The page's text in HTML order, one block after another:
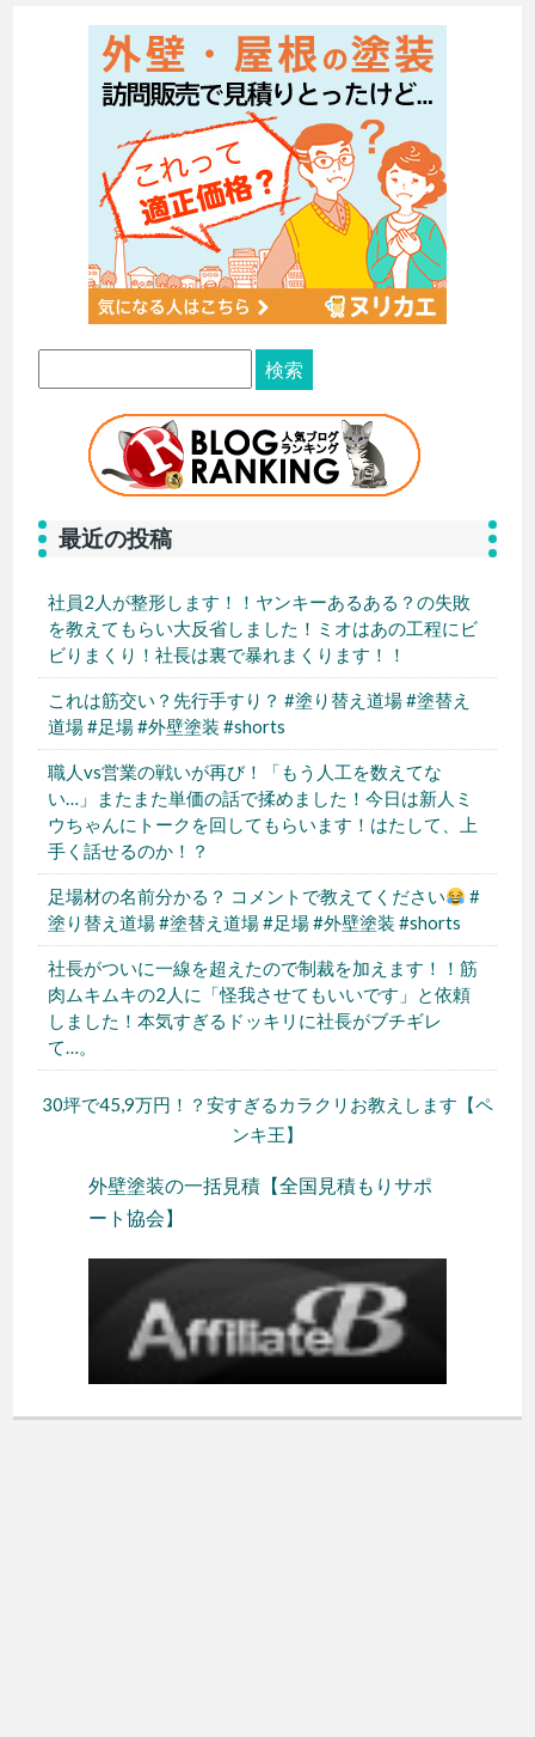
最近の投稿
社員2人が整形します！！ヤンキーあるある？の失敗
を教えてもらい大反省しました！ミオはあの工程にビ
ビりまくり！社長は裏で暴れまくります！！
これは筋交い？先行手すり？ #塗り替え道場 #塗替え
道場 #足場 #外壁塗装 #shorts
職人vs営業の戦いが再び！「もう人工を数えてな
い…」またまた単価の話で揉めました！今日は新人ミ
ウちゃんにトークを回してもらいます！はたして、上
手く話せるのか！？
足場材の名前分かる？ コメントで教えてください
#
塗り替え道場 #塗替え道場 #足場 #外壁塗装 #shorts
社長がついに一線を超えたので制裁を加えます！！筋
肉ムキムキの2人に「怪我させてもいいです」と依頼
しました！本気すぎるドッキリに社長がブチギレ
て…。
30坪で45,9万円！？安すぎるカラクリお教えします【ペ
ンキ王】
外壁塗装の一括見積【全国見積もりサポ
ート協会】